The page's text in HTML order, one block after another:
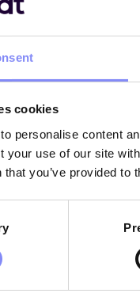
cookies
personalise content
your use of our site
that you’ve provided